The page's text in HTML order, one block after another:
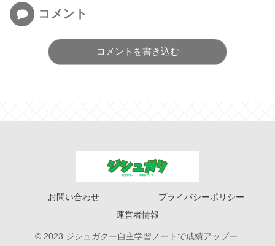
コメント
コメントを書き込む
お問い合わせ
プライバシーポリシー
運営者情報
© 2023 ジシュガクー自主学習ノートで成績アップー.